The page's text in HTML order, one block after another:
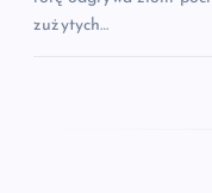
zużytych…